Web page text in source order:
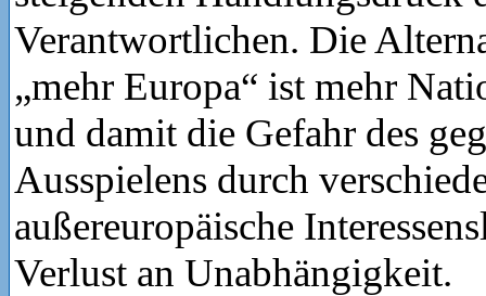
Verantwortlichen. Die
„mehr Europa“ ist mehr
und damit die Gefahr des
Ausspielens durch
außereuropäische
Verlust an Unabhängigkeit.